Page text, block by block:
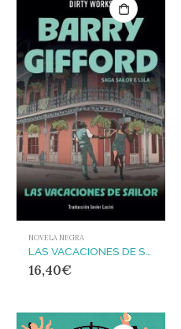
NOVELA NEGRA
LAS VACACIONES DE SAILOR : SAGA SAILOR Y LULA VOL. 3
16,40€